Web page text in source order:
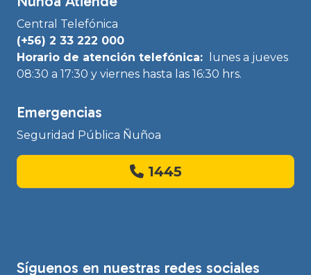
Central Telefónica
(+56) 2 33 222 000
Horario de atención telefónica:
lunes a jueves
08:30 a 17:30 y viernes hasta las 16:30 hrs.
Emergencias
Seguridad Pública Ñuñoa
1445
Síguenos en nuestras redes sociales